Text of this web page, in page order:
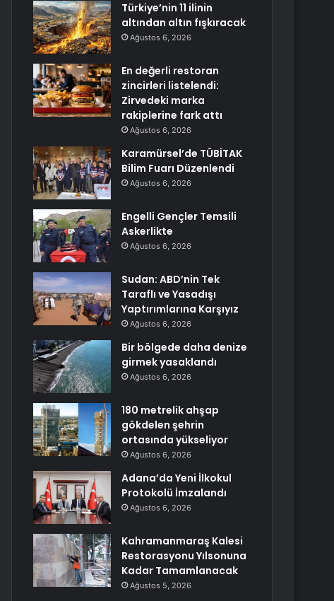
Türkiye’nin 11 ilinin
altından altın fışkıracak
Ağustos 6, 2026
En değerli restoran
zincirleri listelendi:
Zirvedeki marka
rakiplerine fark attı
Ağustos 6, 2026
Karamürsel’de TÜBİTAK
Bilim Fuarı Düzenlendi
Ağustos 6, 2026
Engelli Gençler Temsili
Askerlikte
Ağustos 6, 2026
Sudan: ABD’nin Tek
Taraflı ve Yasadışı
Yaptırımlarına Karşıyız
Ağustos 6, 2026
Bir bölgede daha denize
girmek yasaklandı
Ağustos 6, 2026
180 metrelik ahşap
gökdelen şehrin
ortasında yükseliyor
Ağustos 6, 2026
Adana’da Yeni İlkokul
Protokolü İmzalandı
Ağustos 6, 2026
Kahramanmaraş Kalesi
Restorasyonu Yılsonuna
Kadar Tamamlanacak
Ağustos 5, 2026